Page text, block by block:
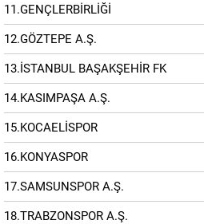
11.GENÇLERBİRLİĞİ
12.GÖZTEPE A.Ş.
13.İSTANBUL BAŞAKŞEHİR FK
14.KASIMPAŞA A.Ş.
15.KOCAELİSPOR
16.KONYASPOR
17.SAMSUNSPOR A.Ş.
18.TRABZONSPOR A.Ş.